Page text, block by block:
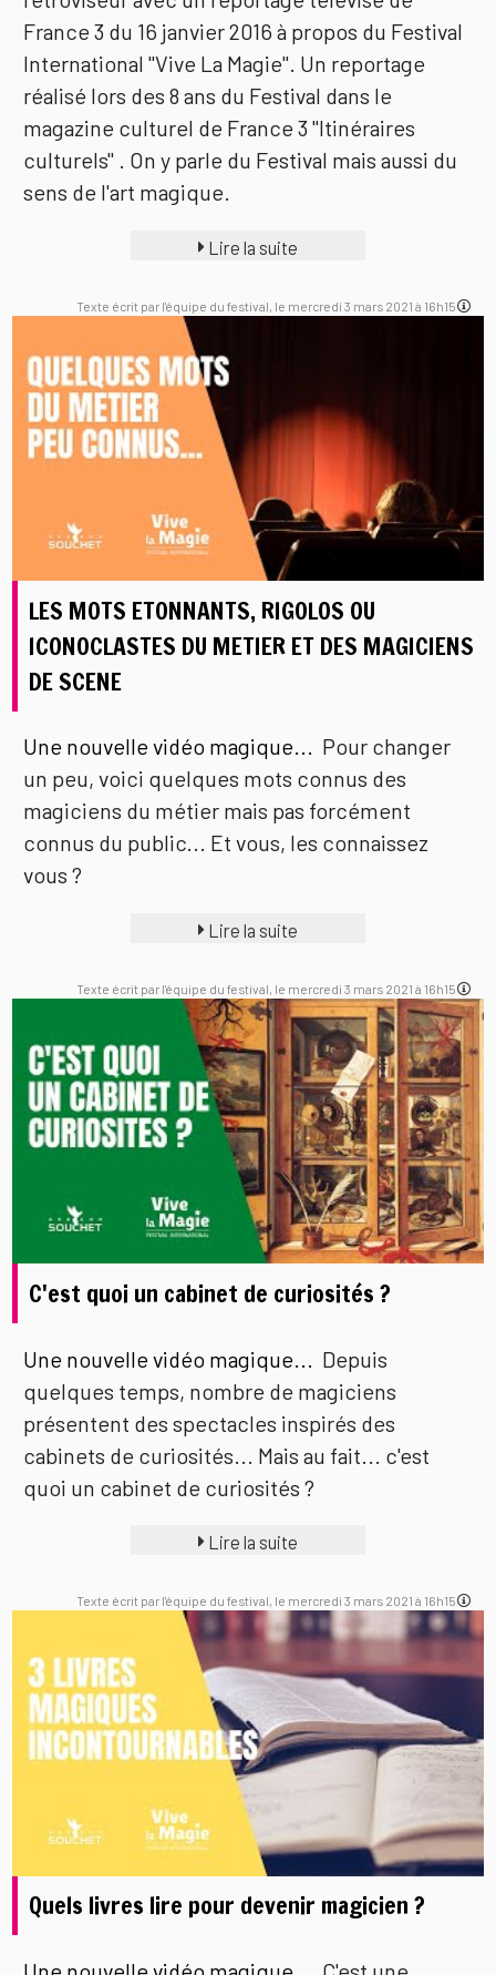
France 3 du 16 janvier 2016 à propos du Festival
International "Vive La Magie". Un reportage
réalisé lors des 8 ans du Festival dans le
magazine culturel de France 3 "Itinéraires
culturels" . On y parle du Festival mais aussi du
sens de l'art magique.
Lire la suite
Texte écrit par l'équipe du festival, le mercredi 3 mars 2021 à 16h15
LES MOTS ETONNANTS, RIGOLOS OU
ICONOCLASTES DU METIER ET DES MAGICIENS
DE SCENE
Une nouvelle vidéo magique... Pour changer
un peu, voici quelques mots connus des
magiciens du métier mais pas forcément
connus du public... Et vous, les connaissez
vous ?
Lire la suite
Texte écrit par l'équipe du festival, le mercredi 3 mars 2021 à 16h15
C'est quoi un cabinet de curiosités ?
Une nouvelle vidéo magique... Depuis
quelques temps, nombre de magiciens
présentent des spectacles inspirés des
cabinets de curiosités... Mais au fait... c'est
quoi un cabinet de curiosités ?
Lire la suite
Texte écrit par l'équipe du festival, le mercredi 3 mars 2021 à 16h15
Quels livres lire pour devenir magicien ?